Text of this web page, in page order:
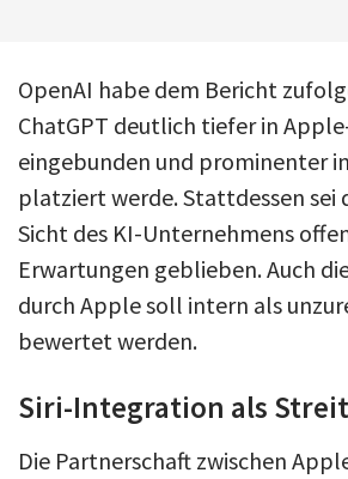
OpenAI habe dem Bericht
ChatGPT deutlich tiefer in
eingebunden und prominenter
platziert werde. Stattdessen sei
Sicht des KI-Unternehmens
Erwartungen geblieben. Auch
durch Apple soll intern als
bewertet werden.
Siri-Integration als
Die Partnerschaft zwischen